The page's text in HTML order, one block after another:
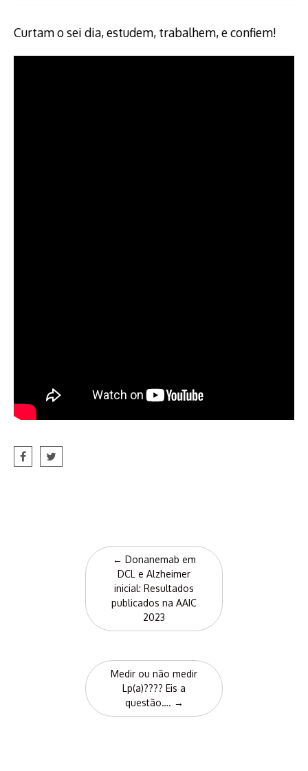
Curtam o sei dia, estudem, trabalhem, e confiem!
navigation
← Donanemab em
DCL e Alzheimer
inicial: Resultados
publicados na AAIC
2023
Medir ou não medir
Lp(a)???? Eis a
questão…. →